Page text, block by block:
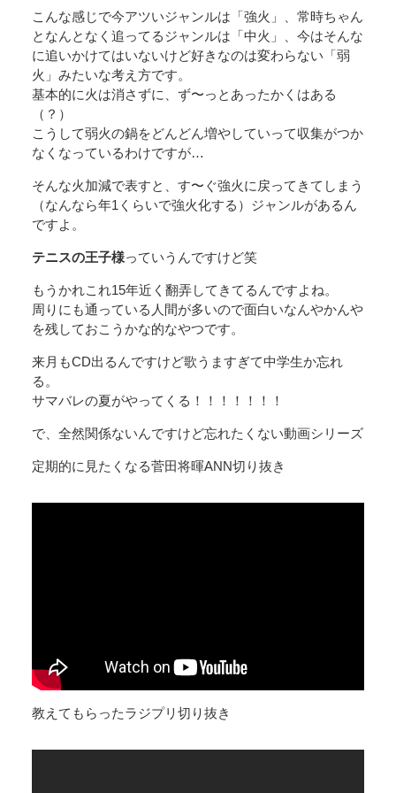
こんな感じで今アツいジャンルは「強火」、常時ちゃん
となんとなく追ってるジャンルは「中火」、今はそんな
に追いかけてはいないけど好きなのは変わらない「弱
火」みたいな考え方です。
基本的に火は消さずに、ず〜っとあったかくはある
（？）
こうして弱火の鍋をどんどん増やしていって収集がつか
なくなっているわけですが…
そんな火加減で表すと、す〜ぐ強火に戻ってきてしまう
（なんなら年1くらいで強火化する）ジャンルがあるん
ですよ。
テニスの王子様っていうんですけど笑
もうかれこれ15年近く翻弄してきてるんですよね。
周りにも通っている人間が多いので面白いなんやかんや
を残しておこうかな的なやつです。
来月もCD出るんですけど歌うますぎて中学生か忘れ
る。
サマバレの夏がやってくる！！！！！！！
で、全然関係ないんですけど忘れたくない動画シリーズ
定期的に見たくなる菅田将暉ANN切り抜き
教えてもらったラジプリ切り抜き